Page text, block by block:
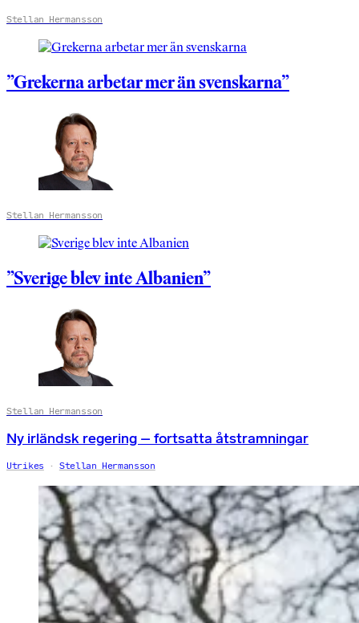
Stellan Hermansson
”Grekerna arbetar mer än svenskarna”
Stellan Hermansson
”Sverige blev inte Albanien”
Stellan Hermansson
Ny irländsk regering – fortsatta åtstramningar
Utrikes Stellan Hermansson